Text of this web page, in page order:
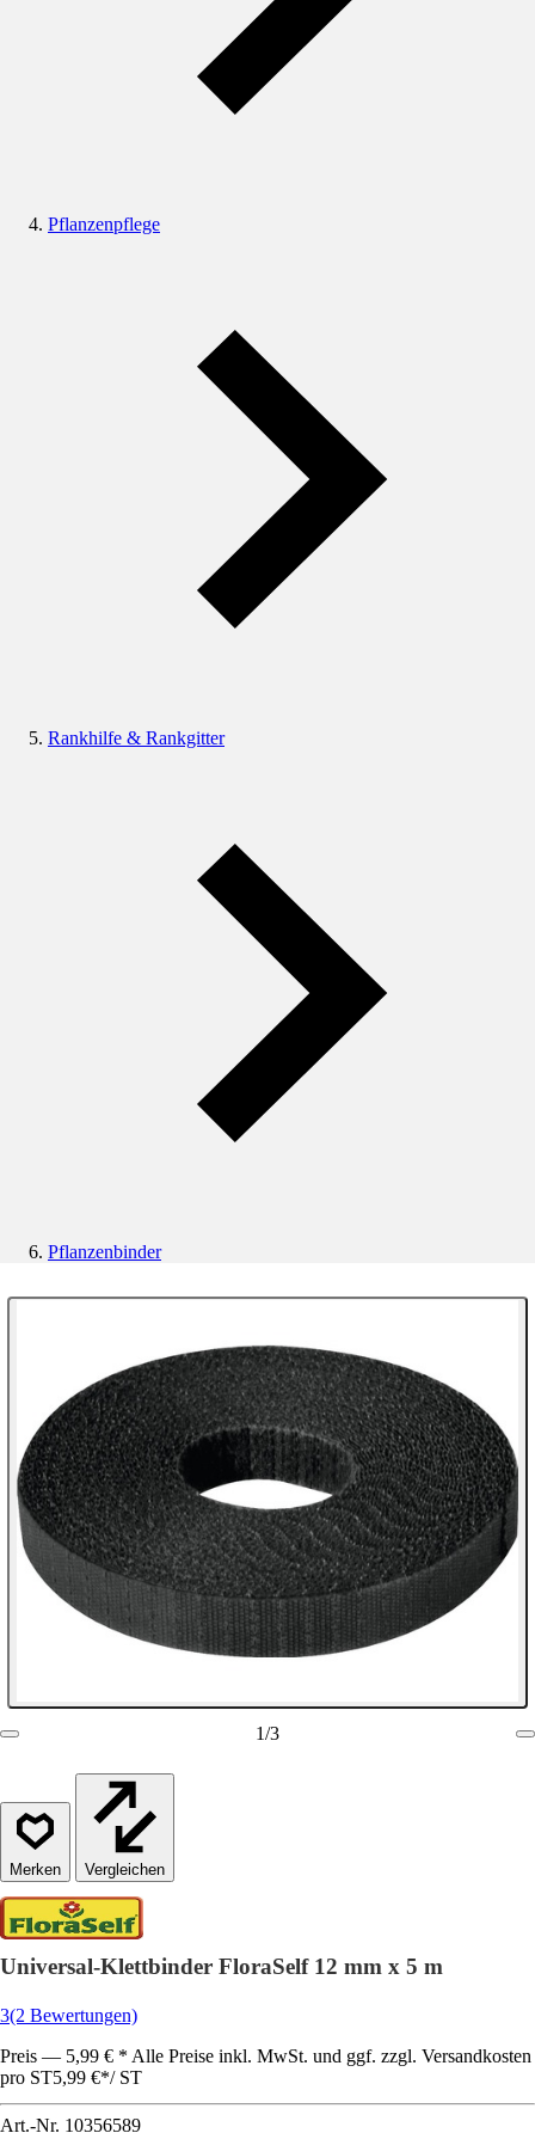
Pflanzenpflege
Rankhilfe & Rankgitter
Pflanzenbinder
1/3
Vergleichen
Universal-Klettbinder FloraSelf 12 mm x 5 m
3(2 Bewertungen)
Preis — 5,99 € * Alle Preise inkl. MwSt. und ggf. zzgl. Versandkosten
pro ST5,99 €*/ ST
Art.-Nr. 10356589